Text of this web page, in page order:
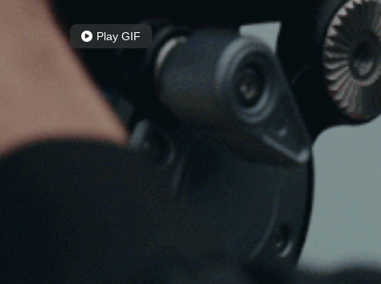
Play GIF